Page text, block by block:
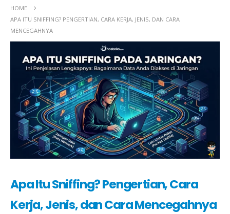
HOME
APA ITU SNIFFING? PENGERTIAN, CARA KERJA, JENIS, DAN CARA
MENCEGAHNYA
Apa Itu Sniffing? Pengertian, Cara
Kerja, Jenis, dan Cara Mencegahnya